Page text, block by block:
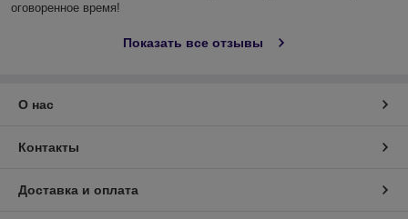
оговоренное время!
Показать все отзывы
О нас
Контакты
Доставка и оплата